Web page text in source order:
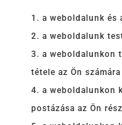
a weboldalunk és
a weboldalunk
a weboldalunkon
tétele az Ön számára
a weboldalunkon
postázása az Ön